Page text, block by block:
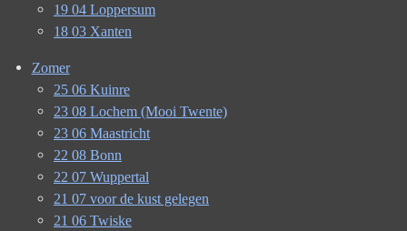
19 04 Loppersum
18 03 Xanten
Zomer
25 06 Kuinre
23 08 Lochem (Mooi Twente)
23 06 Maastricht
22 08 Bonn
22 07 Wuppertal
21 07 voor de kust gelegen
21 06 Twiske